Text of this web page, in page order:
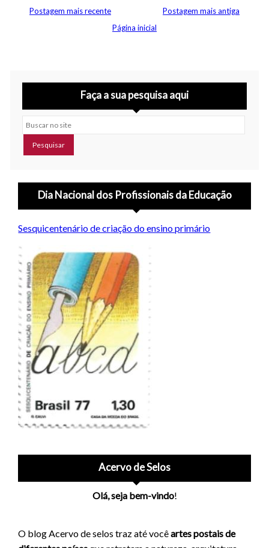
Postagem mais recente
Postagem mais antiga
Página inicial
Faça a sua pesquisa aqui
Buscar no site
Dia Nacional dos Profissionais da Educação
Sesquicentenário de criação do ensino primário
Acervo de Selos
Olá, seja bem-vindo!
O blog Acervo de selos traz até vocêartes postais de